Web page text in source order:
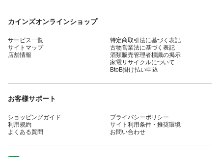
カインズオンラインショップ
サービス一覧
サイトマップ
店舗情報
特定商取引法に基づく表記
古物営業法に基づく表記
酒類販売管理者標識の掲示
家電リサイクルについて
BtoB掛け払い申込
お客様サポート
ショッピングガイド
利用規約
よくある質問
プライバシーポリシー
サイト利用条件・推奨環境
お問い合わせ